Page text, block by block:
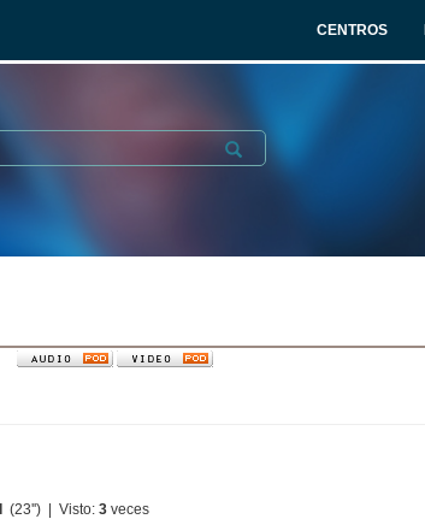
CENTROS
Submit
(23'') | Visto:3 veces